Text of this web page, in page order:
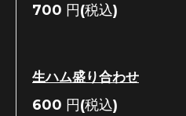
700 円(税込)
生ハム盛り合わせ
600 円(税込)